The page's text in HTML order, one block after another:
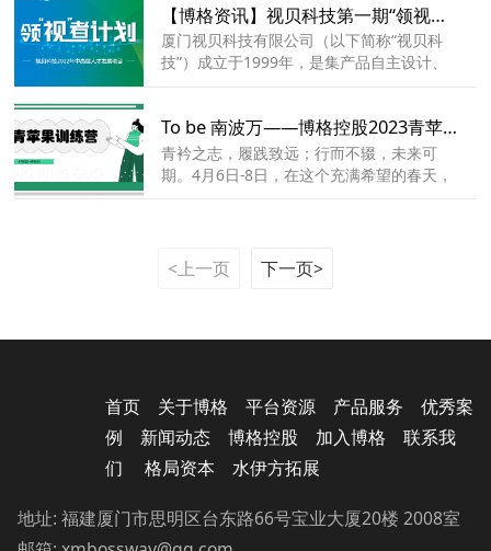
实际工作当中的方方面面。
的管理基本功。本期培训共24名基层管理人
员参加培训。
【博格资讯】视贝科技第一期“领视者”计划之人才发展项目圆满结营！
厦门视贝科技有限公司（以下简称“视贝科
技”）成立于1999年，是集产品自主设计、
建、广东以及尼日利亚等国内外地区布局产
业基地，在福建厦门设有营运中心，核心员
工2000多人。视贝专业制造能力强，始终坚
To be 南波万——博格控股2023青苹果集训营圆满结束！
青衿之志，履践致远；行而不辍，未来可
期。4月6日-8日，在这个充满希望的春天，
售流程的全方位培训，为青苹果们今后更好
地开展工作“保驾护航”
<上一页 下一页>
首页 关于博格 平台资源 产品服务
优秀案
例
新闻动态 博格控股 加入博格
联系我
们
格局资本 水伊方拓展
地址: 福建厦门市思明区台东路66号宝业大厦20楼 2008室